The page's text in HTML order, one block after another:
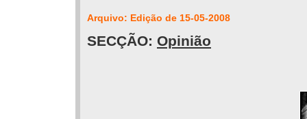
Arquivo: Edição de 15-05-2008
SECÇÃO: Opinião